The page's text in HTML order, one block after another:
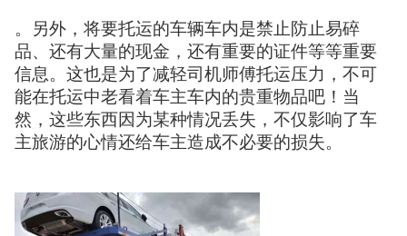
。另外，将要托运的车辆车内是禁止防止易碎
品、还有大量的现金，还有重要的证件等等重要
信息。这也是为了减轻司机师傅托运压力，不可
能在托运中老看着车主车内的贵重物品吧！当
然，这些东西因为某种情况丢失，不仅影响了车
主旅游的心情还给车主造成不必要的损失。